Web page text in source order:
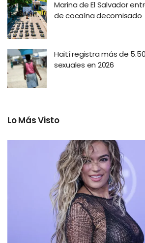
Marina de El Salvador
de cocaína decomisado
Haití registra más de
sexuales en 2026
Lo Más Visto